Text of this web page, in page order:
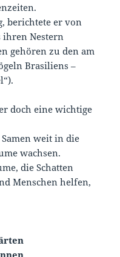
berichtete er von
ihren Nestern
gehören zu den am
Brasiliens –
doch eine wichtige
weit in die
wachsen.
die Schatten
Menschen helfen,